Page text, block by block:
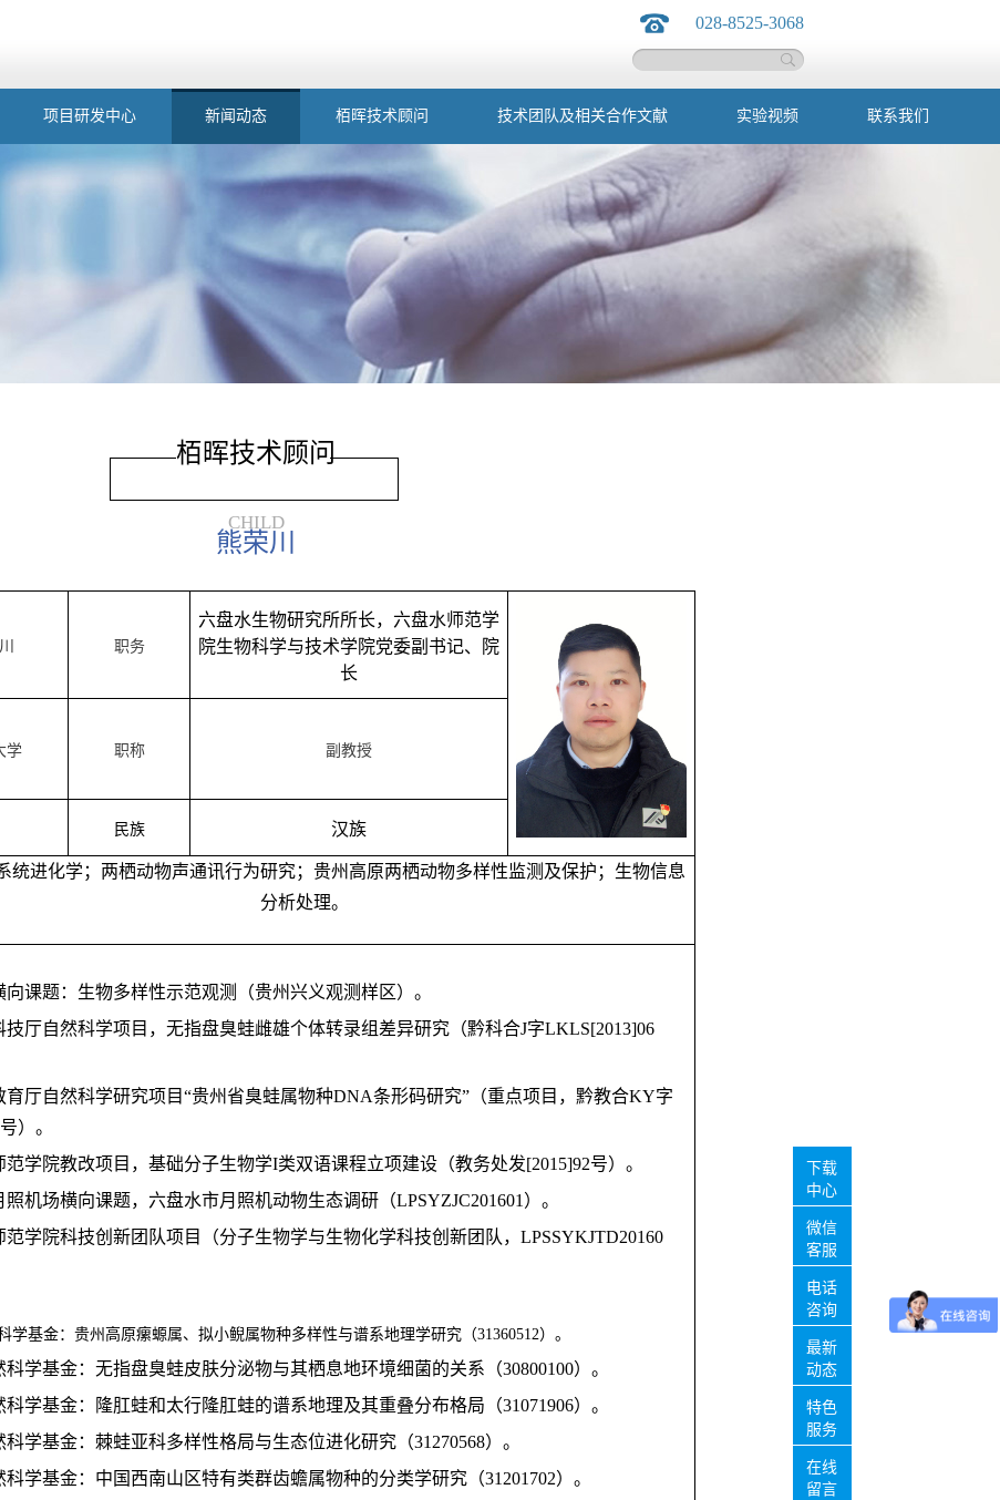
028-8525-3068
项目研发中心 新闻动态 栢晖技术顾问 技术团队及相关合作文献 实验视频 联系我们
CHILD
栢晖技术顾问
熊荣川
职务
六盘水生物研究所所长，六盘水师范学
院生物科学与技术学院党委副书记、院
长
学 职称 副教授
民族 汉族
统进化学；两栖动物声通讯行为研究；贵州高原两栖动物多样性监测及保护；生物信息
分析处理。
向课题：生物多样性示范观测（贵州兴义观测样区）。
技厅自然科学项目，无指盘臭蛙雌雄个体转录组差异研究（黔科合J字LKLS[2013]06
育厅自然科学研究项目“贵州省臭蛙属物种DNA条形码研究”（重点项目，黔教合KY字
）。
范学院教改项目，基础分子生物学I类双语课程立项建设（教务处发[2015]92号）。
照机场横向课题，六盘水市月照机动物生态调研（LPSYZJC201601）。
范学院科技创新团队项目（分子生物学与生物化学科技创新团队，LPSSYKJTD20160
学基金：贵州高原瘰螈属、拟小鲵属物种多样性与谱系地理学研究（31360512）。
科学基金：无指盘臭蛙皮肤分泌物与其栖息地环境细菌的关系（30800100）。
科学基金：隆肛蛙和太行隆肛蛙的谱系地理及其重叠分布格局（31071906）。
科学基金：棘蛙亚科多样性格局与生态位进化研究（31270568）。
科学基金：中国西南山区特有类群齿蟾属物种的分类学研究（31201702）。
下载
中心
微信
客服
电话
咨询
最新
动态
特色
服务
在线
留言